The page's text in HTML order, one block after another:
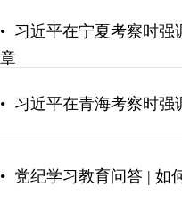
• 习近平在宁夏考察时
章
• 习近平在青海考察时
• 党纪学习教育问答 | 如